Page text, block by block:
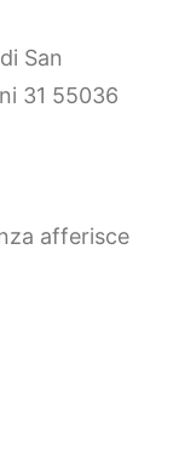
San
31 55036
afferisce